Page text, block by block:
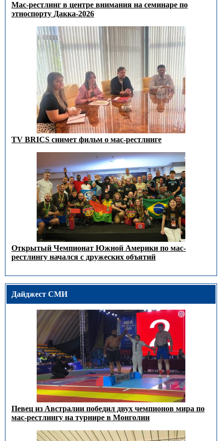
Мас-рестлинг в центре внимания на семинаре по
этноспорту Дакка-2026
TV BRICS снимет фильм о мас-рестлинге
Открытый Чемпионат Южной Америки по мас-
рестлингу начался с дружеских объятий
Дайджест СМИ
Певец из Австралии победил двух чемпионов мира по
мас-рестлингу на турнире в Монголии